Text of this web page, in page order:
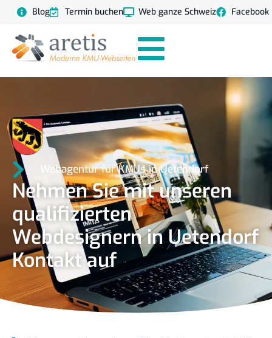
Blog Termin buchen Web ganze Schweiz Facebook
Webagentur für KMUs in Uetendorf
Nehmen Sie mit unseren
qualifizierten
Webdesignern in Uetendorf
Kontakt auf